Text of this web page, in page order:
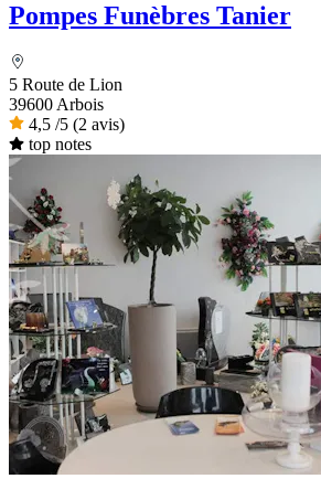
Pompes Funèbres Tanier
5 Route de Lion
39600 Arbois
4,5 /5 (2 avis)
top notes